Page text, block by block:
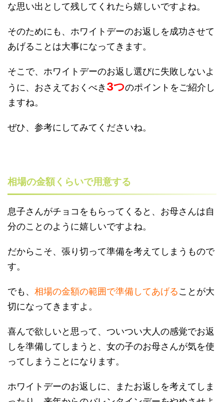
な思い出として残してくれたら嬉しいですよね。
そのためにも、ホワイトデーのお返しを成功させて
あげることは大事になってきます。
そこで、ホワイトデーのお返し選びに失敗しないよ
うに、おさえておくべき 3つのポイントをご紹介し
ますね。
ぜひ、参考にしてみてくださいね。
相場の金額くらいで用意する
息子さんがチョコをもらってくると、お母さんは自
分のことのように嬉しいですよね。
だからこそ、張り切って準備を考えてしまうもので
す。
でも、 相場の金額の範囲で準備してあげることが大
切になってきますよ。
喜んで欲しいと思って、ついつい大人の感覚でお返
しを準備してしまうと、女の子のお母さんが気を使
ってしまうことになります。
ホワイトデーのお返しに、またお返しを考えてしま